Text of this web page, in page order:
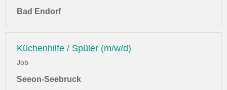
Bad Endorf
Küchenhilfe / Spüler (m/w/d)
Job
Seeon-Seebruck